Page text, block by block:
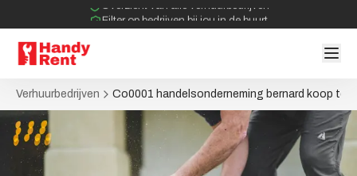
Filter op bedrijven bij jou in de buurt
Geen tussenpartijen bij verhuurovereenkomst
Verhuurbedrijven Co0001 handelsonderneming bernard koop ter